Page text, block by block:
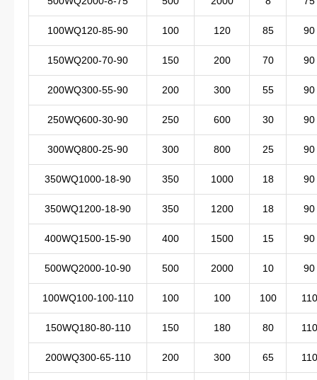
100WQ120-85-90 100 120 85 90
150WQ200-70-90 150 200 70 90
200WQ300-55-90 200 300 55 90
250WQ600-30-90 250 600 30 90
300WQ800-25-90 300 800 25 90
350WQ1000-18-90 350 1000 18 90
350WQ1200-18-90 350 1200 18 90
400WQ1500-15-90 400 1500 15 90
500WQ2000-10-90 500 2000 10 90
100WQ100-100-110 100 100 100 110
150WQ180-80-110 150 180 80 110
200WQ300-65-110 200 300 65 110